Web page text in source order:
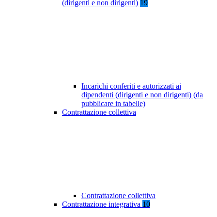
(dirigenti e non dirigenti) 19
Incarichi conferiti e autorizzati ai
dipendenti (dirigenti e non dirigenti) (da
pubblicare in tabelle)
Contrattazione collettiva
Contrattazione collettiva
Contrattazione integrativa 10